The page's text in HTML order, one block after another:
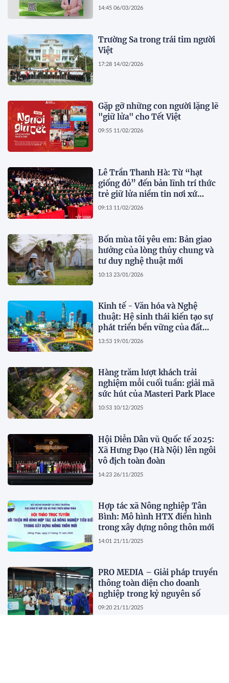
14:45 06/03/2026
Trường Sa trong trái tim người
Việt
17:28 14/02/2026
Gặp gỡ những con người lặng lẽ
"giữ lửa" cho Tết Việt
09:55 11/02/2026
Lê Trần Thanh Hà: Từ “hạt
giống đỏ” đến bản lĩnh trí thức
trẻ giữ lửa niềm tin nơi xứ
người
09:13 11/02/2026
Bốn mùa tôi yêu em: Bản giao
hưởng của lòng thủy chung và
tư duy nghệ thuật mới
10:13 23/01/2026
Kinh tế - Văn hóa và Nghệ
thuật: Hệ sinh thái kiến tạo sự
phát triển bền vững của đất
nước trong Kỷ nguyên vươn
13:53 19/01/2026
Hàng trăm lượt khách trải
nghiệm mỗi cuối tuần: giải mã
sức hút của Masteri Park Place
10:53 10/12/2025
Hội Diễn Dân vũ Quốc tế 2025:
Xã Hưng Đạo (Hà Nội) lên ngôi
vô địch toàn đoàn
14:23 26/11/2025
Hợp tác xã Nông nghiệp Tân
Bình: Mô hình HTX điển hình
trong xây dựng nông thôn mới
14:01 21/11/2025
PRO MEDIA – Giải pháp truyền
thông toàn diện cho doanh
nghiệp trong kỷ nguyên số
09:20 21/11/2025